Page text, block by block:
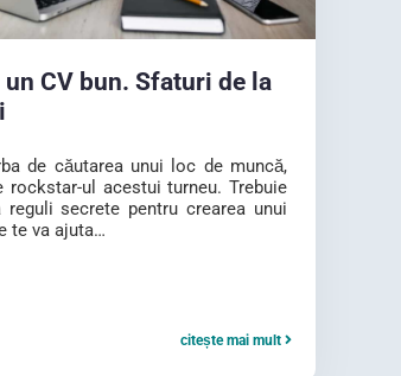
CV bun. Sfaturi de la
de căutarea unui loc de muncă,
rockstar-ul acestui turneu. Trebuie
secrete pentru crearea unui
te va ajuta…
citește mai mult